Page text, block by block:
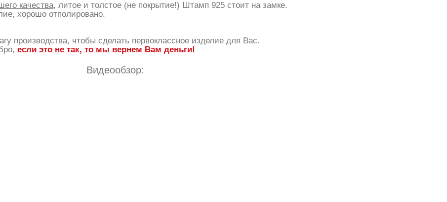
качества, литое и толстое (не покрытие!) Штамп 925 стоит на замке.
хорошо отполировано.
производства, чтобы сделать первоклассное изделие для Вас.
если это не так, то мы вернем Вам деньги!
Видеообзор: